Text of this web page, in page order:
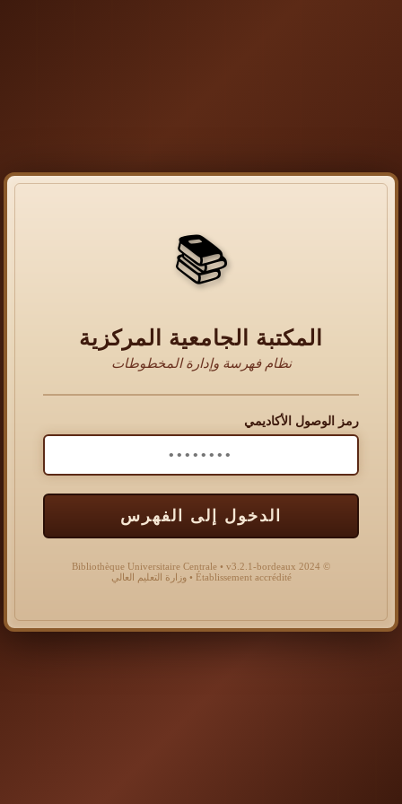
📚
المكتبة الجامعية المركزية
نظام فهرسة وإدارة المخطوطات
رمز الوصول الأكاديمي
الدخول إلى الفهرس
© 2024 Bibliothèque Universitaire Centrale • v3.2.1-bordeaux
Établissement accrédité • وزارة التعليم العالي